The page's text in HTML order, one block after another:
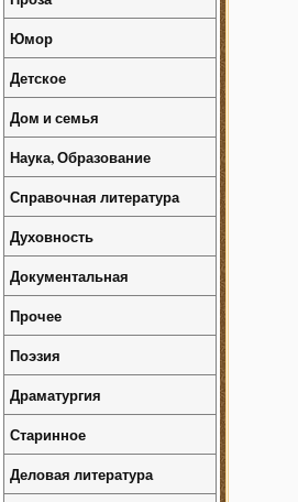
Юмор
Детское
Дом и семья
Наука, Образование
Справочная литература
Духовность
Документальная
Прочее
Поэзия
Драматургия
Старинное
Деловая литература